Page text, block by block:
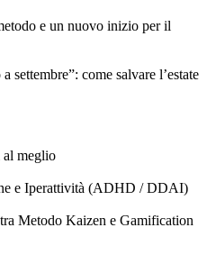
e un nuovo inizio per il
settembre”: come salvare l’estate
al meglio
e Iperattività (ADHD / DDAI)
Metodo Kaizen e Gamification